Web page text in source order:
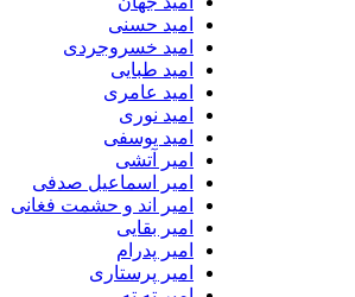
امید حسنی
امید خسروجردی
امید طبایی
امید عامری
امید نوری
امید یوسفی
امیر آتشی
امیر اسماعیل صدفی
امیر اند و حشمت فغانی
امیر بقایی
امیر پدرام
امیر پرستاری